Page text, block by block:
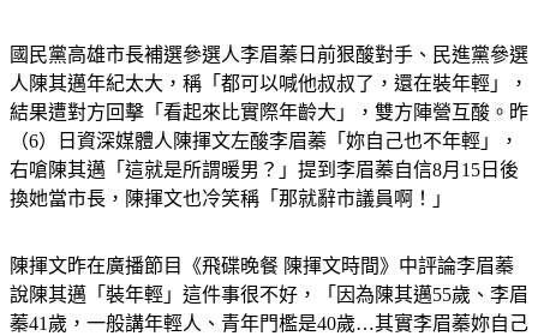
國民黨高雄市長補選參選人李眉蓁日前狠酸對手、民進黨參選
人陳其邁年紀太大，稱「都可以喊他叔叔了，還在裝年輕」，
結果遭對方回擊「看起來比實際年齡大」，雙方陣營互酸。昨
（6）日資深媒體人陳揮文左酸李眉蓁「妳自己也不年輕」，
右嗆陳其邁「這就是所謂暖男？」提到李眉蓁自信8月15日後
陳揮文昨在廣播節目《飛碟晚餐 陳揮文時間》中評論李眉蓁
說陳其邁「裝年輕」這件事很不好，「因為陳其邁55歲、李眉